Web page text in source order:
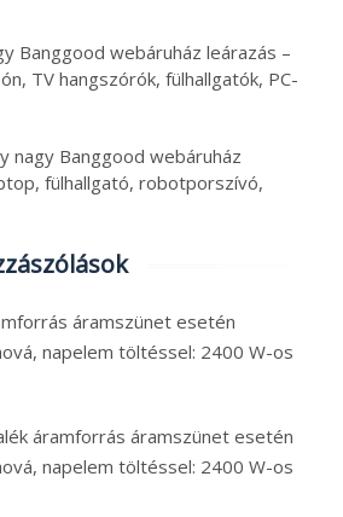
Banggood webáruház leárazás –
TV hangszórók, fülhallgatók, PC-
nagy Banggood webáruház
fülhallgató, robotporszívó,
áramszünet esetén
napelem töltéssel: 2400 W-os
áramforrás áramszünet esetén
napelem töltéssel: 2400 W-os